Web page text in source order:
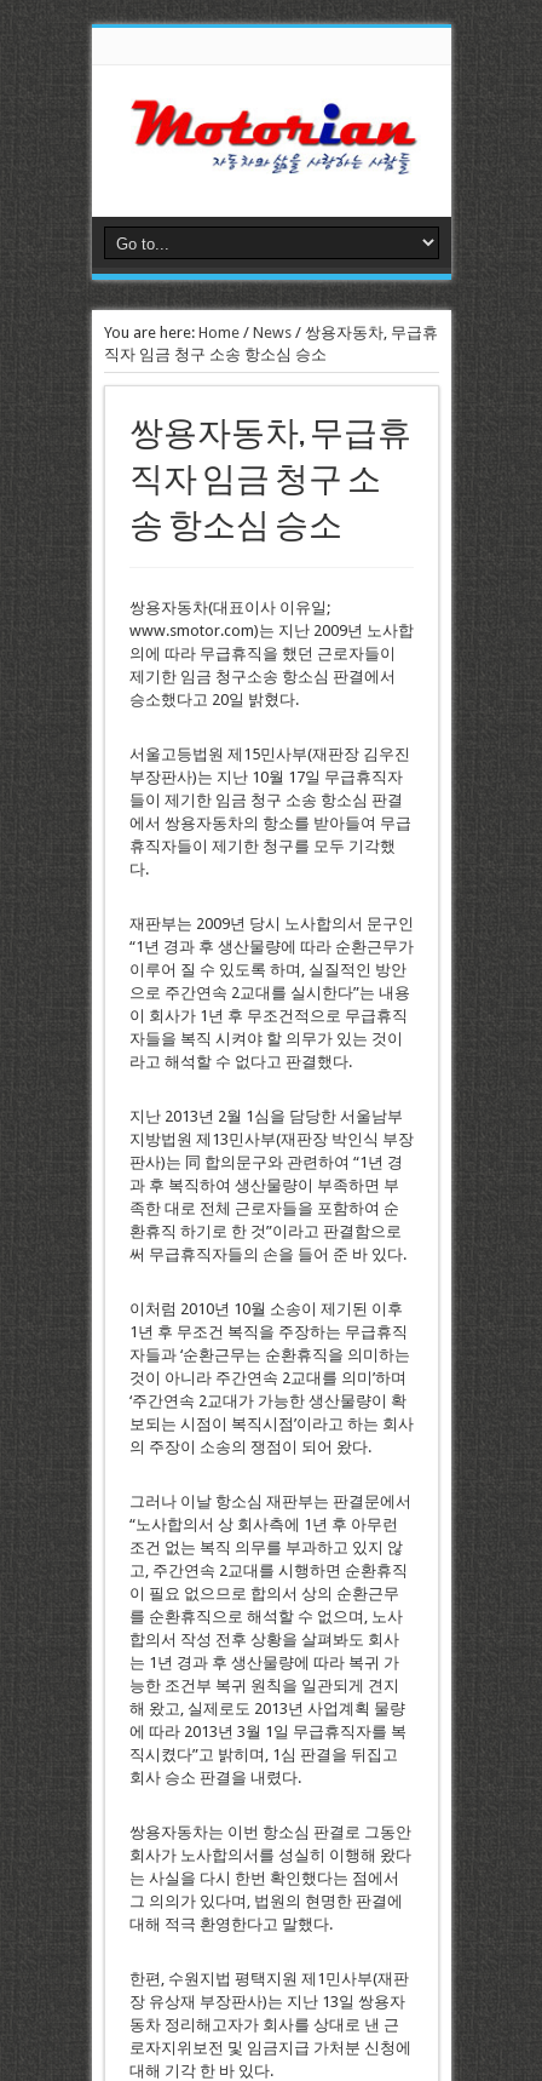
You are here: Home/ News/ 쌍용자동차, 무급휴
직자 임금 청구 소송 항소심 승소
쌍용자동차, 무급휴
직자 임금 청구 소
송 항소심 승소
쌍용자동차(대표이사 이유일;
www.smotor.com)는 지난 2009년 노사합
의에 따라 무급휴직을 했던 근로자들이
제기한 임금 청구소송 항소심 판결에서
승소했다고 20일 밝혔다.
서울고등법원 제15민사부(재판장 김우진
부장판사)는 지난 10월 17일 무급휴직자
들이 제기한 임금 청구 소송 항소심 판결
에서 쌍용자동차의 항소를 받아들여 무급
휴직자들이 제기한 청구를 모두 기각했
다.
재판부는 2009년 당시 노사합의서 문구인
“1년 경과 후 생산물량에 따라 순환근무가
이루어 질 수 있도록 하며, 실질적인 방안
으로 주간연속 2교대를 실시한다”는 내용
이 회사가 1년 후 무조건적으로 무급휴직
자들을 복직 시켜야 할 의무가 있는 것이
라고 해석할 수 없다고 판결했다.
지난 2013년 2월 1심을 담당한 서울남부
지방법원 제13민사부(재판장 박인식 부장
판사)는 同 합의문구와 관련하여 “1년 경
과 후 복직하여 생산물량이 부족하면 부
족한 대로 전체 근로자들을 포함하여 순
환휴직 하기로 한 것”이라고 판결함으로
써 무급휴직자들의 손을 들어 준 바 있다.
이처럼 2010년 10월 소송이 제기된 이후
1년 후 무조건 복직을 주장하는 무급휴직
자들과 ‘순환근무는 순환휴직을 의미하는
것이 아니라 주간연속 2교대를 의미’하며
‘주간연속 2교대가 가능한 생산물량이 확
보되는 시점이 복직시점’이라고 하는 회사
의 주장이 소송의 쟁점이 되어 왔다.
그러나 이날 항소심 재판부는 판결문에서
“노사합의서 상 회사측에 1년 후 아무런
조건 없는 복직 의무를 부과하고 있지 않
고, 주간연속 2교대를 시행하면 순환휴직
이 필요 없으므로 합의서 상의 순환근무
를 순환휴직으로 해석할 수 없으며, 노사
합의서 작성 전후 상황을 살펴봐도 회사
는 1년 경과 후 생산물량에 따라 복귀 가
능한 조건부 복귀 원칙을 일관되게 견지
해 왔고, 실제로도 2013년 사업계획 물량
에 따라 2013년 3월 1일 무급휴직자를 복
직시켰다”고 밝히며, 1심 판결을 뒤집고
회사 승소 판결을 내렸다.
쌍용자동차는 이번 항소심 판결로 그동안
회사가 노사합의서를 성실히 이행해 왔다
는 사실을 다시 한번 확인했다는 점에서
그 의의가 있다며, 법원의 현명한 판결에
대해 적극 환영한다고 말했다.
한편, 수원지법 평택지원 제1민사부(재판
장 유상재 부장판사)는 지난 13일 쌍용자
동차 정리해고자가 회사를 상대로 낸 근
로자지위보전 및 임금지급 가처분 신청에
대해 기각 한 바 있다.